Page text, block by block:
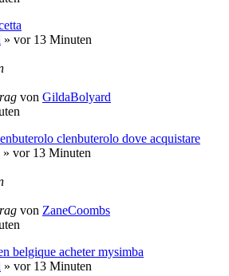
» vor 13 Minuten
von GildaBolyard
clenbuterolo dove acquistare
» vor 13 Minuten
von ZaneCoombs
belgique acheter mysimba
» vor 13 Minuten